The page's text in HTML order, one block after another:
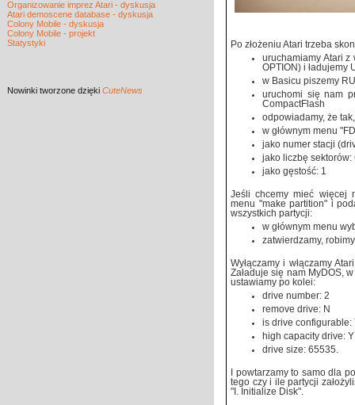
Organizowanie imprez Atari - dyskusja
Atari demoscene database - dyskusja
Colony Mobile - dyskusja
Colony Mobile - projekt
Statystyki
Nowinki tworzone dzięki CuteNews
Po złożeniu Atari trzeba
uruchamiamy Atari z
OPTION) i ładujemy
w Basicu piszemy
uruchomi się nam
CompactFlash
odpowiadamy, że
w głównym menu
jako numer stacji
jako liczbę sektorów:
jako gęstość: 1
Jeśli chcemy mieć więcej
menu "make partition" i
wszystkich partycji:
w głównym menu
zatwierdzamy,
Wyłączamy i włączamy
Załaduje się nam MyDOS,
ustawiamy po kolei:
drive number: 2
remove drive: N
is drive configurable:
high capacity drive: Y
drive size: 65535.
I powtarzamy to samo dla
tego czy i ile partycji
"I. Initialize Disk".